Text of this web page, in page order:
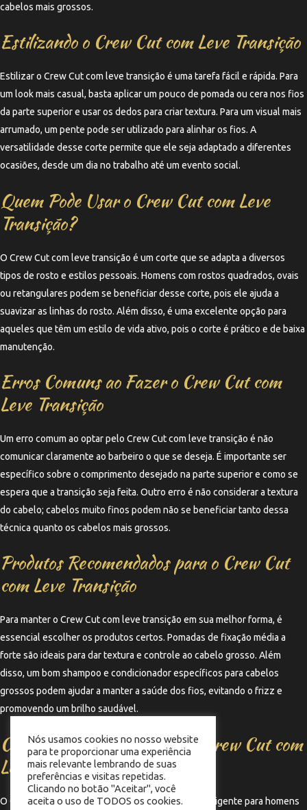
cabelos mais grossos.
Estilizando o Crew Cut com Leve Transição
Estilizar o Crew Cut com leve transição é uma tarefa fácil e rápida. Para
um look mais casual, basta aplicar um pouco de pomada ou cera nos fios
da parte superior e usar os dedos para criar textura. Para um visual mais
arrumado, um pente pode ser utilizado para alinhar os fios. A
versatilidade desse corte permite que ele seja adaptado a diferentes
ocasiões, desde um dia no trabalho até um evento social.
Quem Pode Usar o Crew Cut com Leve
Transição?
O Crew Cut com leve transição é um corte que se adapta a diversos
tipos de rosto e estilos pessoais. Homens com rostos quadrados, ovais
ou retangulares podem se beneficiar desse corte, pois ele ajuda a
suavizar as linhas do rosto. Além disso, é uma excelente opção para
aqueles que têm um estilo de vida ativo, pois o corte é prático e de baixa
manutenção.
Erros Comuns ao Fazer o Crew Cut com
Leve Transição
Um erro comum ao optar pelo Crew Cut com leve transição é não
comunicar claramente ao barbeiro o que se deseja. É importante ser
específico sobre o comprimento desejado na parte superior e como se
espera que a transição seja feita. Outro erro é não considerar a textura
do cabelo; cabelos muito finos podem não se beneficiar tanto dessa
técnica quanto os cabelos mais grossos.
Produtos Recomendados para o Crew Cut
com Leve Transição
Para manter o Crew Cut com leve transição em sua melhor forma, é
essencial escolher os produtos certos. Pomadas de fixação média a
forte são ideais para dar textura e controle ao cabelo grosso. Além
disso, um bom shampoo e condicionador específicos para cabelos
grossos podem ajudar a manter a saúde dos fios, evitando o frizz e
promovendo um brilho saudável.
Considerações Finais sobre o Crew Cut com
Leve Transição
O Crew Cut com leve transição é uma escolha inteligente para homens
Nós usamos cookies no nosso website
para te proporcionar uma experiência
mais relevante lembrando de suas
preferências e visitas repetidas.
Clicando no botão "Aceitar", você
aceita o uso de TODOS os cookies.